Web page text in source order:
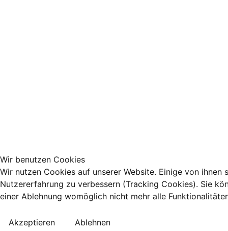
Wir benutzen Cookies
Wir nutzen Cookies auf unserer Website. Einige von
Nutzererfahrung zu verbessern (Tracking Cookies). Sie
einer Ablehnung womöglich nicht mehr alle
Akzeptieren
Ablehnen